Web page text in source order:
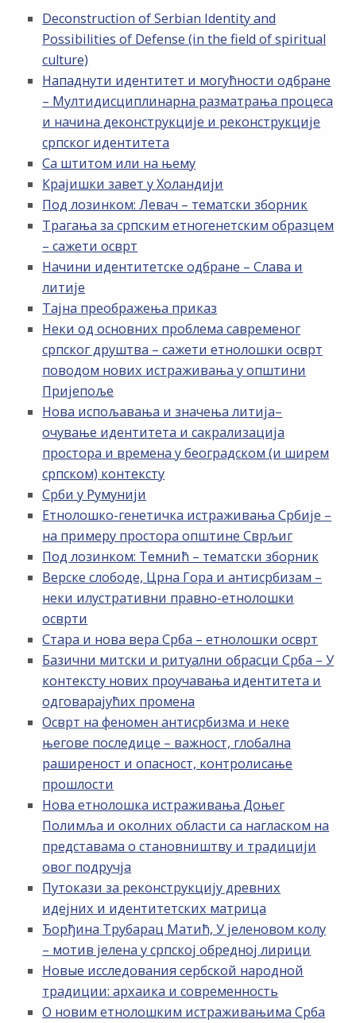
Deconstruction of Serbian Identity and
Possibilities of Defense (in the field of spiritual
culture)
Нападнути идентитет и могућности одбране
– Мултидисциплинарна разматрања процеса
и начина деконструкције и реконструкције
српског идентитета
Са штитом или на њему
Крајишки завет у Холандији
Под лозинком: Левач – тематски зборник
Трагања за српским етногенетским образцем
– сажети осврт
Начини идентитетске одбране – Слава и
литије
Тајна преображења приказ
Неки од основних проблема савременог
српског друштва – сажети етнолошки осврт
поводом нових истраживања у општини
Пријепоље
Нова испољавања и значења литија–
очување идентитета и сакрализација
простора и времена у београдском (и ширем
српском) контексту
Срби у Румунији
Етнолошко-генетичка истраживања Србије –
на примеру простора општине Сврљиг
Под лозинком: Темнић – тематски зборник
Верске слободе, Црна Гора и антисрбизам –
неки илустративни правно-етнолошки
осврти
Стара и нова вера Срба – етнолошки осврт
Базични митски и ритуални обрасци Срба – У
контексту нових проучавања идентитета и
одговарајућих промена
Осврт на феномен антисрбизма и неке
његове последице – важност, глобална
раширеност и опасност, контролисање
прошлости
Нова етнолошка истраживања Доњег
Полимља и околних области са нагласком на
представама о становништву и традицији
овог подручја
Путокази за реконструкцију древних
идејних и идентитетских матрица
Ђорђина Трубарац Матић, У јеленовом колу
– мотив јелена у српској обредној лирици
Новые исследования сербской народной
традиции: архаика и современность
О новим етнолошким истраживањима Срба